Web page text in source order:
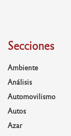
Secciones
Ambiente
Análisis
Automovilismo
Autos
Azar